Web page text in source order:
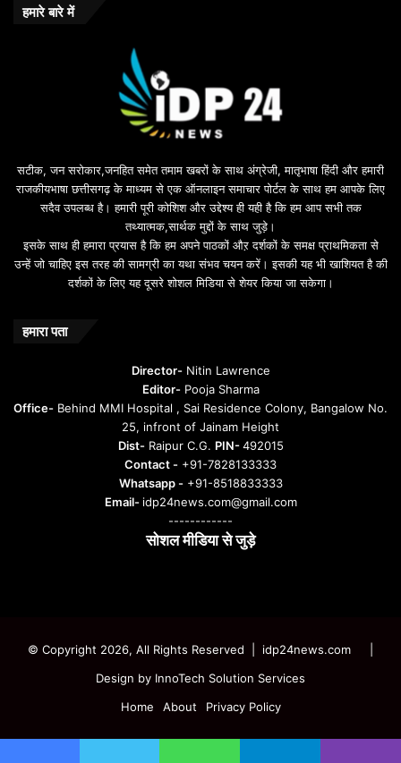
हमारे बारे में
सटीक, जन सरोकार,जनहित समेत तमाम खबरों के साथ अंग्रेजी, मातृभाषा हिंदी और हमारी
राजकीयभाषा छत्तीसगढ़ के माध्यम से एक ऑनलाइन समाचार पोर्टल के साथ हम आपके लिए
सदैव उपलब्ध है। हमारी पूरी कोशिश और उद्देश्य ही यही है कि हम आप सभी तक
तथ्यात्मक,सार्थक मुद्दों के साथ जुड़े।
इसके साथ ही हमारा प्रयास है कि हम अपने पाठकों औऱ दर्शकों के समक्ष प्राथमिकता से
उन्हें जो चाहिए इस तरह की सामग्री का यथा संभव चयन करें। इसकी यह भी खाशियत है की
दर्शकों के लिए यह दूसरे शोशल मिडिया से शेयर किया जा सकेगा।
हमारा पता
Director-Nitin Lawrence
Editor-Pooja Sharma
Office- Behind MMI Hospital , Sai Residence Colony, Bangalow No.
25, infront of Jainam Height
Dist-Raipur C.G. PIN-492015
Contact - +91-7828133333
Whatsapp -+91-8518833333
Email- idp24news.com@gmail.com
------------
सोशल मीडिया से जुड़े
© Copyright 2026, All Rights Reserved | idp24news.com
Design by InnoTech Solution Services
Home
About Privacy Policy